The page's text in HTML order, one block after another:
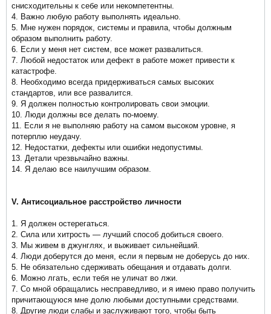
снисходительны к себе или некомпетентны.
4. Важно любую работу выполнять идеально.
5. Мне нужен порядок, системы и правила, чтобы должным
образом выполнить работу.
6. Если у меня нет систем, все может развалиться.
7. Любой недостаток или дефект в работе может привести к
катастрофе.
8. Необходимо всегда придерживаться самых высоких
стандартов, или все развалится.
9. Я должен полностью контролировать свои эмоции.
10. Люди должны все делать по-моему.
11. Если я не выполняю работу на самом высоком уровне, я
потерплю неудачу.
12. Недостатки, дефекты или ошибки недопустимы.
13. Детали чрезвычайно важны.
14. Я делаю все наилучшим образом.
V. Антисоциальное расстройство личности
1. Я должен остерегаться.
2. Сила или хитрость — лучший способ добиться своего.
3. Мы живем в джунглях, и выживает сильнейший.
4. Люди доберутся до меня, если я первым не доберусь до них.
5. Не обязательно сдерживать обещания и отдавать долги.
6. Можно лгать, если тебя не уличат во лжи.
7. Со мной обращались несправедливо, и я имею право получить
причитающуюся мне долю любыми доступными средствами.
8. Другие люди слабы и заслуживают того, чтобы быть